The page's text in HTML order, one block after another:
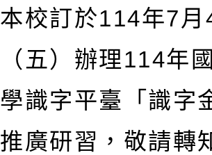
本校訂於114年7月
（五）辦理114年
學識字平臺「識字
推廣研習，敬請轉